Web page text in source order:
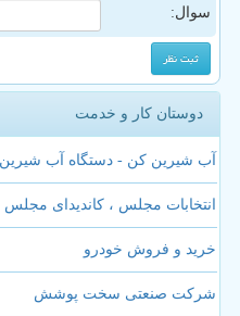
سوال:
دوستان کار و خدمت
آب شیرین کن - دستگاه آب
انتخابات مجلس ، کاندیدای مجلس
خرید و فروش خودرو
شرکت صنعتی سخت پوشش